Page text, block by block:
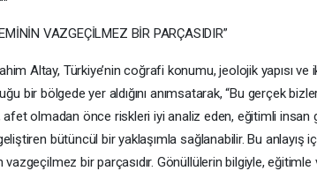
VAZGEÇİLMEZ BİR PARÇASIDIR”
Altay, Türkiye’nin coğrafi konumu, jeolojik yapısı ve
bir bölgede yer aldığını anımsatarak, “Bu gerçek
olmadan önce riskleri iyi analiz eden, eğitimli insan
bütüncül bir yaklaşımla sağlanabilir. Bu anlayış
bir parçasıdır. Gönüllülerin bilgiyle, eğitimle